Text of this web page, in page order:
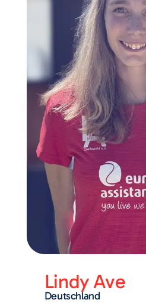
Lindy Ave​
Deutschland